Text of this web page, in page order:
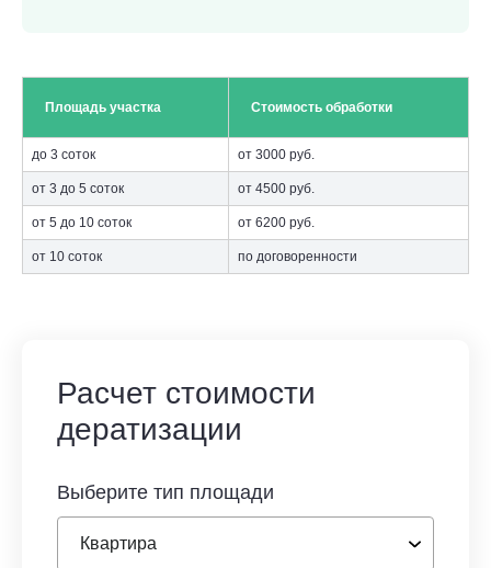
Площадь участка Стоимость обработки
до 3 соток от 3000 руб.
от 3 до 5 соток от 4500 руб.
от 5 до 10 соток от 6200 руб.
от 10 соток по договоренности
Расчет стоимости
дератизации
Выберите тип площади